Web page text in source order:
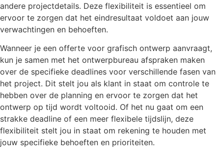
andere projectdetails. Deze flexibiliteit is essentieel om
ervoor te zorgen dat het eindresultaat voldoet aan jouw
verwachtingen en behoeften.
Wanneer je een offerte voor grafisch ontwerp aanvraagt,
kun je samen met het ontwerpbureau afspraken maken
over de specifieke deadlines voor verschillende fasen van
het project. Dit stelt jou als klant in staat om controle te
hebben over de planning en ervoor te zorgen dat het
ontwerp op tijd wordt voltooid. Of het nu gaat om een
strakke deadline of een meer flexibele tijdslijn, deze
flexibiliteit stelt jou in staat om rekening te houden met
jouw specifieke behoeften en prioriteiten.